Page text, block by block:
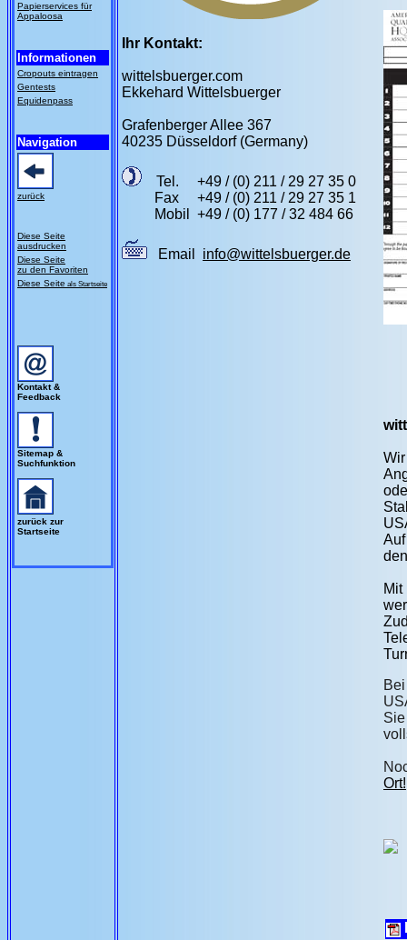
Papierservices für
Appaloosa
Informationen
Cropouts eintragen
Gentests
Equidenpass
Navigation
zurück
Diese Seite
ausdrucken
Diese Seite
zu den Favoriten
Diese Seite als Startseite
Kontakt &
Feedback
Sitemap &
Suchfunktion
zurück zur
Startseite
Ihr Kontakt:
wittelsbuerger.com
Ekkehard Wittelsbuerger
Grafenberger Allee 367
40235 Düsseldorf (Germany)
Tel. +49 / (0) 211 / 29 27 35 0
Fax +49 / (0) 211 / 29 27 35 1
Mobil +49 / (0) 177 / 32 484 66
Email info@wittelsbuerger.de
Ort!